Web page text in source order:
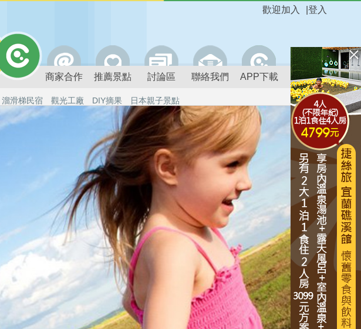
登入
歡迎加入
商家合作 推薦景點 討論區 聯絡我們 APP下載
溜滑梯民宿 觀光工廠 DIY摘果 日本親子景點